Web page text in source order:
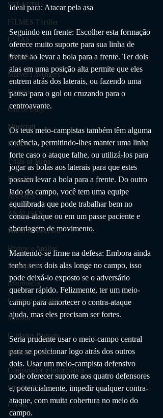
STEALTH
FILMES Thriller
GUIAS
MMORPG
Marvel's Avengers
Fortnite
Call of Duty
Minecraft
FIFA
Trials of Mana
Days Gone
ANIMES
ANÁLISES
World of Warcraft
Review e Análise
Smartphone
Eletrônicos
Games e Consoles
Monitor
Cuidados Pessoais
Produtos Gamer
Computador e Informática
Smart TV
Cursos
Ideal para: Atacar pela asa
Seguindo em frente: Escolher esta formação
oferece muito suporte para sua linha de
frente ao levar a bola para a frente. Ter dois
alas em uma posição alta permite que eles
entrem atrás dos laterais, ou fazendo uma
pausa para o gol ou cruzando para o
centroavante.
Os teus meio-campistas também têm alguma
cedência, permitindo-lhes manter uma linha
forte caso o ataque falhe, ou utilizá-los para
jogar as bolas aos laterais para que estes
possam levar a bola para a frente. Do outro
lado do campo, você tem uma equipe
equilibrada que pode trabalhar bem no
contra-ataque ou em um passe paciente e
abordagem de movimento.
Mantendo-se firme na defesa: Embora ainda
tenha seus dois alas longe no campo, isso
pode deixá-lo exposto se o adversário
quebrar rápido. Felizmente, ter um meio-
campo para amortecer o contra-ataque
ajuda, mas eles precisam ser fortes.
Seria prudente usar o meio-campo central
para se posicionar logo atrás dos outros
dois. Usar um meio-campista defensivo
pode oferecer suporte aos quatro defensores
e, potencialmente, impedir qualquer contra-
ataque, com muita cobertura no meio do
campo.